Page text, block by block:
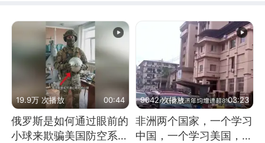
19.9万 次播放 00:44
俄罗斯是如何通过眼前的
小球来欺骗美国防空系统
9042 次播放 03:23
非洲两个国家，一个学习
中国，一个学习美国，结